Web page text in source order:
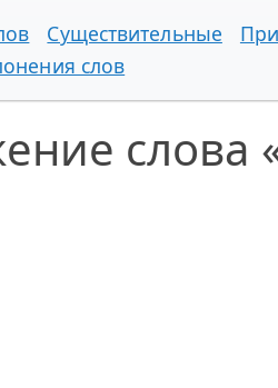
Существительные
слов
слова